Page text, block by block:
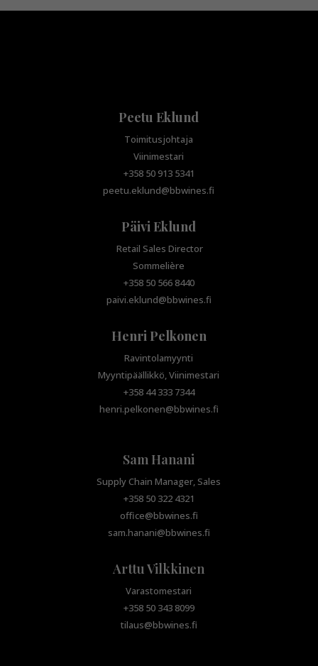
Peetu Eklund
Toimitusjohtaja
Viinimestari
+358 50 913 5341
peetu.eklund@bbwines.fi
Päivi Eklund
Retail Sales Director
Sommelière
+358 50 566 8440
paivi.eklund@bbwines.fi
Henri Pelkonen
Ravintolamyynti
Myyntipäällikkö, Viinimestari
+358 44 333 7344
henri.pelkonen@bbwines.fi
Sam Hanani
Supply Chain Manager, Sales
+358 50 322 4321
office@bbwines.fi
sam.hanani@bbwines.fi
Arttu Vilkkinen
Varastomestari
+358 50 343 8099
tilaus@bbwines.fi